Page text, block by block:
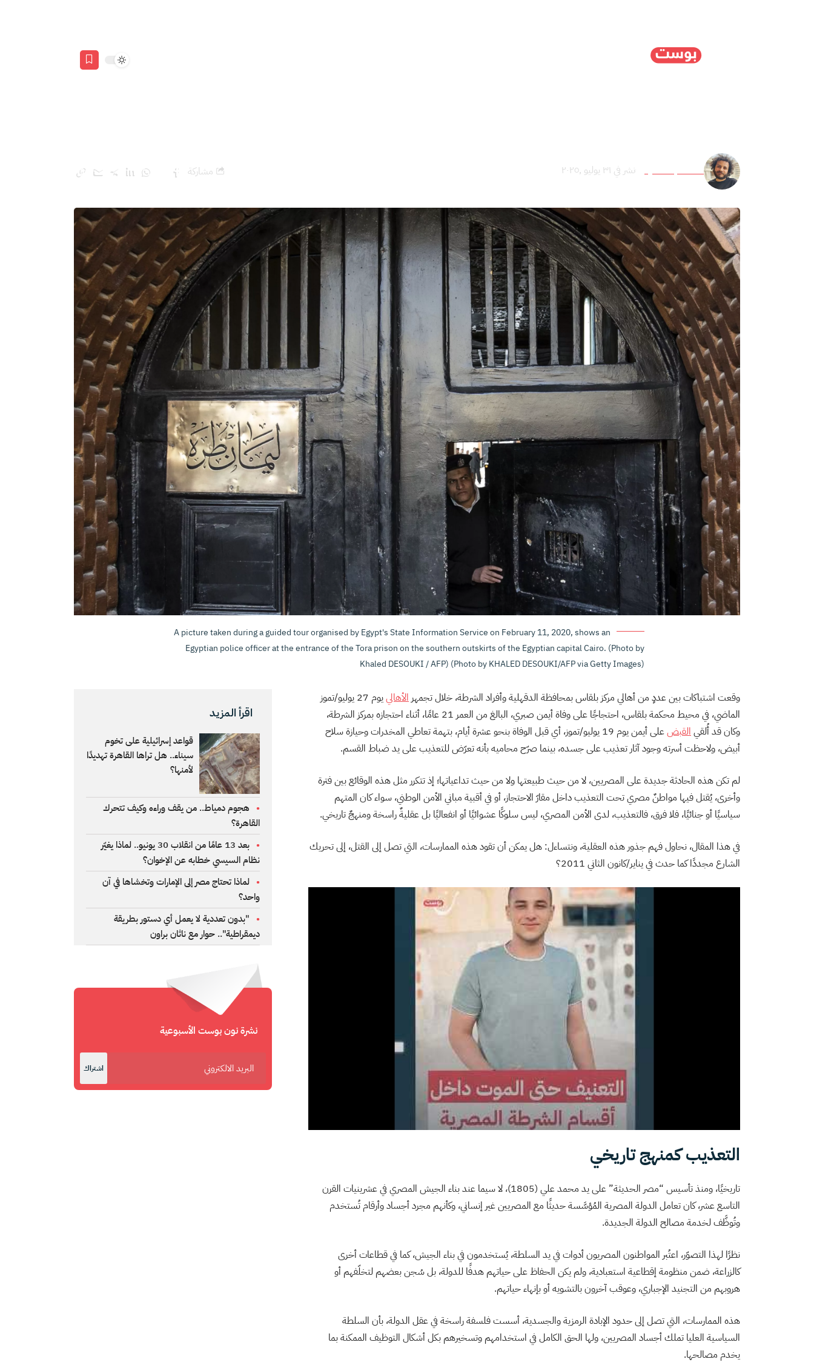
أحمد عبد الحليم نشر في ٣١ يوليو ,٢٠٢٥ مشاركة
A picture taken during a guided tour organised by Egypt's State Information Service on February 11, 2020, shows an
Egyptian police officer at the entrance of the Tora prison on the southern outskirts of the Egyptian capital Cairo. (Photo by
Khaled DESOUKI / AFP) (Photo by KHALED DESOUKI/AFP via Getty Images)
وقعت اشتباكات بين عددٍ من أهالي مركز بلقاس بمحافظة الدقهلية وأفراد الشرطة، خلال تجمهر الأهالي
يوم 27 يوليو/تموز
الماضي، في محيط محكمة بلقاس، احتجاجًا على وفاة أيمن صبري، البالغ من العمر 21 عامًا، أثناء احتجازه بمركز الشرطة،
وكان قد أُلقيالقبض
على أيمن يوم 19 يوليو/تموز، أي قبل الوفاة بنحو عشرة أيام، بتهمة تعاطي المخدرات وحيازة سلاح
أبيض، ولاحظت أسرته وجود آثار تعذيب على جسده، بينما صرّح محاميه بأنه تعرّض للتعذيب على يد ضباط القسم.
لم تكن هذه الحادثة جديدة على المصريين، لا من حيث طبيعتها ولا من حيث تداعياتها؛ إذ تتكرر مثل هذه الوقائع بين فترة
وأخرى، يُقتل فيها مواطنٌ مصري تحت التعذيب داخل مقارّ الاحتجاز، أو في أقبية مباني الأمن الوطني، سواء كان المتهم
سياسيًا أو جنائيًا، فلا فرق، فالتعذيب، لدى الأمن المصري، ليس سلوكًا عشوائيًا أو انفعاليًا بل عقليةٌ راسخة ومنهجٌ تاريخي.
في هذا المقال، نحاول فهم جذور هذه العقلية، ونتساءل: هل يمكن أن تقود هذه الممارسات، التي تصل إلى القتل، إلى تحريك
الشارع مجددًا كما حدث في يناير/كانون الثاني 2011؟
التعذيب كمنهج تاريخي
تاريخيًا، ومنذ تأسيس “مصر الحديثة” على يد محمد علي (1805)، لا سيما عند بناء الجيش المصري في عشرينيات القرن
التاسع عشر، كان تعامل الدولة المصرية المُؤسَّسة حديثًا مع المصريين غير إنساني، وكأنهم مجرد أجساد وأرقام تُستخدم
وتُوظَّف لخدمة مصالح الدولة الجديدة.
نظرًا لهذا التصوّر، اعتُبر المواطنون المصريون أدوات في يد السلطة، يُستخدمون في بناء الجيش، كما في قطاعات أخرى
كالزراعة، ضمن منظومة إقطاعية استعبادية، ولم يكن الحفاظ على حياتهم هدفًا للدولة، بل سُجن بعضهم لتخلّفهم أو
هروبهم من التجنيد الإجباري، وعوقب آخرون بالتشويه أو بإنهاء حياتهم.
هذه الممارسات، التي تصل إلى حدود الإبادة الرمزية والجسدية، أسست فلسفة راسخة في عقل الدولة، بأن السلطة
السياسية العليا تملك أجساد المصريين، ولها الحق الكامل في استخدامهم وتسخيرهم بكل أشكال التوظيف الممكنة بما
يخدم مصالحها.
اقرأ المزيد
قواعد إسرائيلية على تخوم
سيناء.. هل تراها القاهرة تهديدًا
لأمنها؟
هجوم دمياط.. من يقف وراءه وكيف تتحرك
القاهرة؟
بعد 13 عامًا من انقلاب 30 يونيو.. لماذا يغيّر
نظام السيسي خطابه عن الإخوان؟
لماذا تحتاج مصر إلى الإمارات وتخشاها في آن
واحد؟
"بدون تعددية لا يعمل أي دستور بطريقة
ديمقراطية".. حوار مع ناثان براون
نشرة نون بوست الأسبوعية
اشتراك